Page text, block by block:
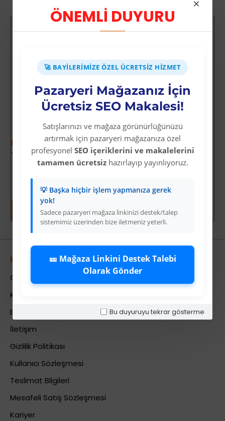
ÖNEMLİ DUYURU
🚀 BAYILERIMIZE ÖZEL ÜCRETSIZ HIZMET
Pazaryeri Mağazanız İçin
Ücretsiz SEO Makalesi!
Satışlarınızı ve mağaza görünürlüğünüzü
artırmak için pazaryeri mağazanıza özel
profesyonel SEO içeriklerini ve makalelerini
tamamen ücretsizhazırlayıp yayınlıyoruz.
💡 Başka hiçbir işlem yapmanıza gerek
yok!
Sadece pazaryeri mağaza linkinizi destek/talep
sistemimiz üzerinden bize iletmeniz yeterli.
🎫 Mağaza Linkini Destek Talebi
Olarak Gönder
Bu duyuruyu tekrar gösterme
Yoğun Saçlı Lastikli Topuz Toka / Siyah
-64 %
Kurumsal
Colezium Hakkında
Kurumsal Bilgiler
Banka Hesab Bilgileri
İletişim
Gizlilik Politikası
Kullanıcı Sözleşmesi
Teslimat Bilgileri
Mesafeli Satış Sözleşmesi
Kariyer